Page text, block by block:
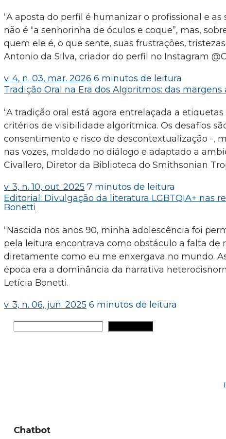
“A aposta do perfil é humanizar o profissional e
não é “a senhorinha de óculos e coque”, mas,
quem ele é, o que sente, suas frustrações,
Antonio da Silva, criador do perfil no Instagram
v. 4, n. 03, mar. 2026 6 minutos de leitura
Tradição Oral na Era dos Algoritmos: das
“A tradição oral está agora entrelaçada a
critérios de visibilidade algorítmica. Os desafios
consentimento e risco de descontextualização -,
nas vozes, moldado no diálogo e adaptado a
Civallero, Diretor da Biblioteca do Smithsonian
v. 3, n. 10, out. 2025 7 minutos de leitura
Editorial: Divulgação da literatura LGBTQIA+ nas
Bonetti
“Nascida nos anos 90, minha adolescência foi
pela leitura encontrava como obstáculo a falta de
diretamente como eu me enxergava no mundo.
época era a dominância da narrativa
Letícia Bonetti.
v. 3, n. 06, jun. 2025 6 minutos de leitura
Chatbot